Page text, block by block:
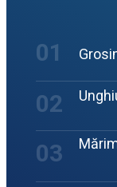
01
02
03